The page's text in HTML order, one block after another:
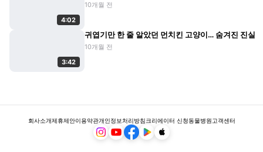
4:02
10개월 전
3:42
귀엽기만 한 줄 알았던 먼치킨 고양이… 숨겨진 진실
10개월 전
회사소개제휴제안이용약관개인정보처리방침크리에이터 신청동물병원고객센터